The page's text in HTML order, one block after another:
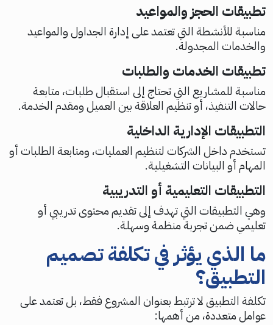
تطبيقات الحجز والمواعيد
مناسبة للأنشطة التي تعتمد على إدارة الجداول والمواعيد
والخدمات المجدولة.
تطبيقات الخدمات والطلبات
مناسبة للمشاريع التي تحتاج إلى استقبال طلبات، متابعة
حالات التنفيذ، أو تنظيم العلاقة بين العميل ومقدم الخدمة.
التطبيقات الإدارية الداخلية
تستخدم داخل الشركات لتنظيم العمليات، ومتابعة الطلبات أو
المهام أو البيانات التشغيلية.
التطبيقات التعليمية أو التدريبية
وهي التطبيقات التي تهدف إلى تقديم محتوى تدريبي أو
تعليمي ضمن تجربة منظمة وسهلة.
ما الذي يؤثر في تكلفة تصميم
التطبيق؟
تكلفة التطبيق لا ترتبط بعنوان المشروع فقط، بل تعتمد على
عوامل متعددة، من أهمها: